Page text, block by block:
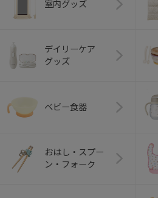
室内グッズ
デイリーケア
グッズ
ベビー食器
おはし・スプー
ン・フォーク